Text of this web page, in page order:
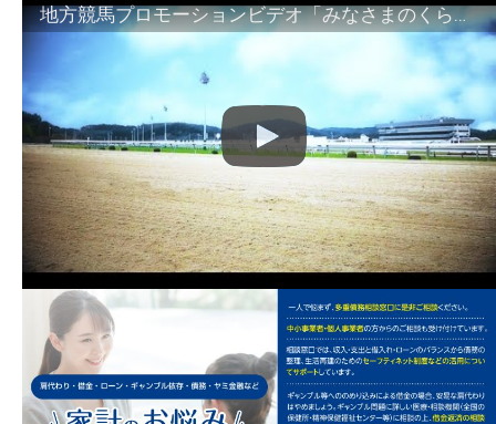
地方競馬プロモーションビデオ「みなさまのくらしのために」30秒篇｜NAR公式